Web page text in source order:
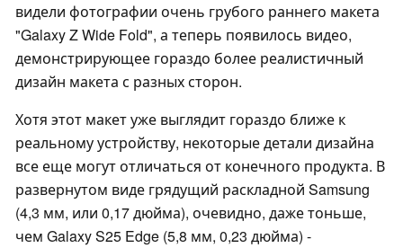
видели фотографии очень грубого раннего макета
"Galaxy Z Wide Fold", а теперь появилось видео,
демонстрирующее гораздо более реалистичный
дизайн макета с разных сторон.
Хотя этот макет уже выглядит гораздо ближе к
реальному устройству, некоторые детали дизайна
все еще могут отличаться от конечного продукта. В
развернутом виде грядущий раскладной Samsung
(4,3 мм, или 0,17 дюйма), очевидно, даже тоньше,
чем Galaxy S25 Edge (5,8 мм, 0,23 дюйма) -